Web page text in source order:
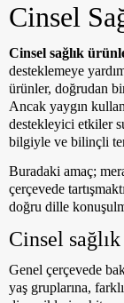
Cinsel
Cinsel sağlık
desteklemeye
ürünler, doğrudan
Ancak yaygın
destekleyici etkiler
bilgiyle ve bilinçli
Buradaki amaç;
çerçevede
doğru dille
Cinsel
Genel çerçevede
yaş gruplarına,